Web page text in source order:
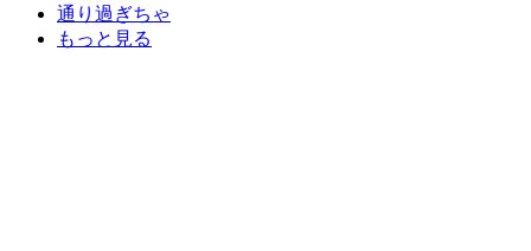
通り過ぎちゃ
もっと見る